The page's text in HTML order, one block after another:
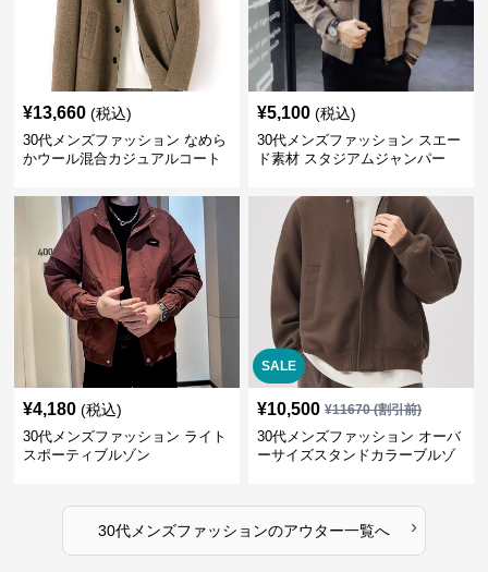
¥13,660 (税込)
30代メンズファッション なめら
かウール混合カジュアルコート
¥5,100 (税込)
30代メンズファッション スエー
ド素材 スタジアムジャンパー
¥4,180 (税込)
30代メンズファッション ライト
スポーティブルゾン
SALE
¥10,500 ¥11670(割引前)
30代メンズファッション オーバ
ーサイズスタンドカラーブルゾ
30代メンズファッションのアウター一覧へ ›